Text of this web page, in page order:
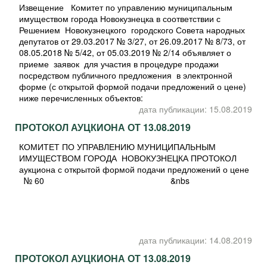
Извещение Комитет по управлению муниципальным
имуществом города Новокузнецка в соответствии с
Решением Новокузнецкого городского Совета народных
депутатов от 29.03.2017 № 3/27, от 26.09.2017 № 8/73, от
08.05.2018 № 5/42, от 05.03.2019 № 2/14 объявляет о
приеме заявок для участия в процедуре продажи
посредством публичного предложения в электронной
форме (с открытой формой подачи предложений о цене)
ниже перечисленных объектов:
дата публикации: 15.08.2019
ПРОТОКОЛ АУЦКИОНА ОТ 13.08.2019
КОМИТЕТ ПО УПРАВЛЕНИЮ МУНИЦИПАЛЬНЫМ
ИМУЩЕСТВОМ ГОРОДА НОВОКУЗНЕЦКА ПРОТОКОЛ
аукциона с открытой формой подачи предложений о цене
№ 60 &nbs
дата публикации: 14.08.2019
ПРОТОКОЛ АУЦКИОНА ОТ 13.08.2019